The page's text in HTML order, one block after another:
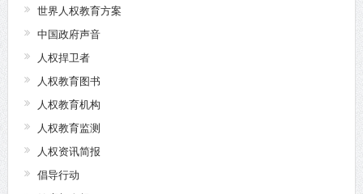
世界人权教育方案
中国政府声音
人权捍卫者
人权教育图书
人权教育机构
人权教育监测
人权资讯简报
倡导行动